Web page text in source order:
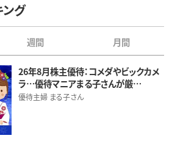
グ
週間 月間
26年8月株主優待：コメダやビックカメ
ラ…優待マニアまる子さんが厳…
優待主婦 まる子さん